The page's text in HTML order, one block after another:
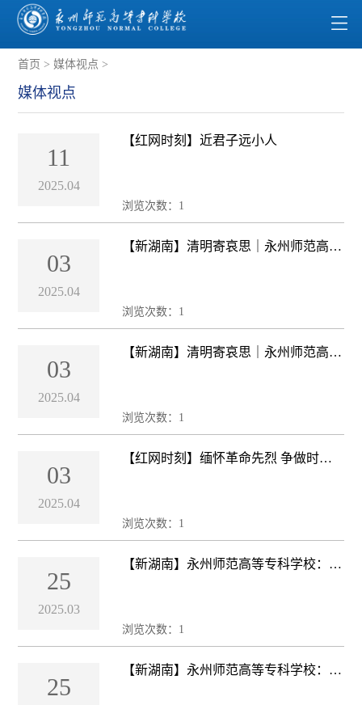
首页 >媒体视点 >
媒体视点
11
2025.04
【红网时刻】近君子远小人
浏览次数： 1
03
2025.04
【新湖南】清明寄哀思｜永州师范高等
浏览次数： 1
03
2025.04
【新湖南】清明寄哀思｜永州师范高等
浏览次数： 1
03
2025.04
【红网时刻】缅怀革命先烈 争做时代
浏览次数： 1
25
2025.03
【新湖南】永州师范高等专科学校：在
浏览次数： 1
25
【新湖南】永州师范高等专科学校：在